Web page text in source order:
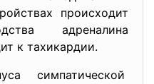
происходит
адреналина
к тахикардии.
симпатической